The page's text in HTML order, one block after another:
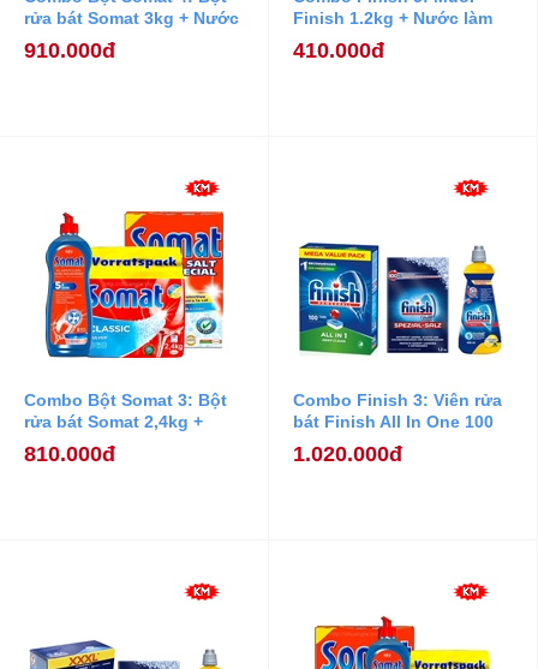
rửa bát Somat 3kg + Nước
Làm Bóng Somat 750ml +
Muối Rửa Bát Somat 1,2
910.000đ
Finish 1.2kg + Nước làm
bóng Finish 400ml
410.000đ
Combo Bột Somat 3: Bột
rửa bát Somat 2,4kg +
Nước Làm Bóng Somat
750ml + Muối Rửa Bát
810.000đ
Combo Finish 3: Viên rửa
bát Finish All In One 100
viên + Muối Finish 1.2kg +
Nước làm bóng Finish
1.020.000đ